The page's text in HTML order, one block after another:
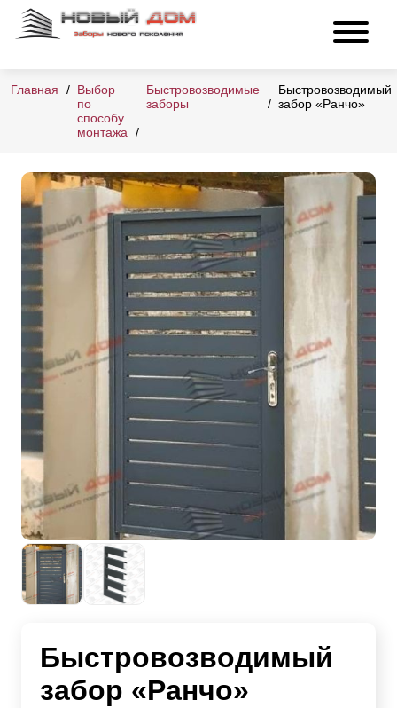
Главная
Выбор
по
способу
монтажа
Быстровозводимые
заборы
Быстровозводимый
забор «Ранчо»
Быстровозводимый
забор «Ранчо»